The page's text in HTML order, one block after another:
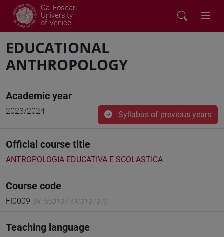
Ca' Foscari
University
of Venice
EDUCATIONAL
ANTHROPOLOGY
Academic year
2023/2024 Syllabus of previous years
Official course title
ANTROPOLOGIA EDUCATIVA E SCOLASTICA
Course code
FI0009 (AF:550137 AR:313737)
Teaching language